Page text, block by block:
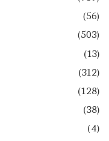
(56)
(503)
(13)
(312)
(128)
(38)
(4)